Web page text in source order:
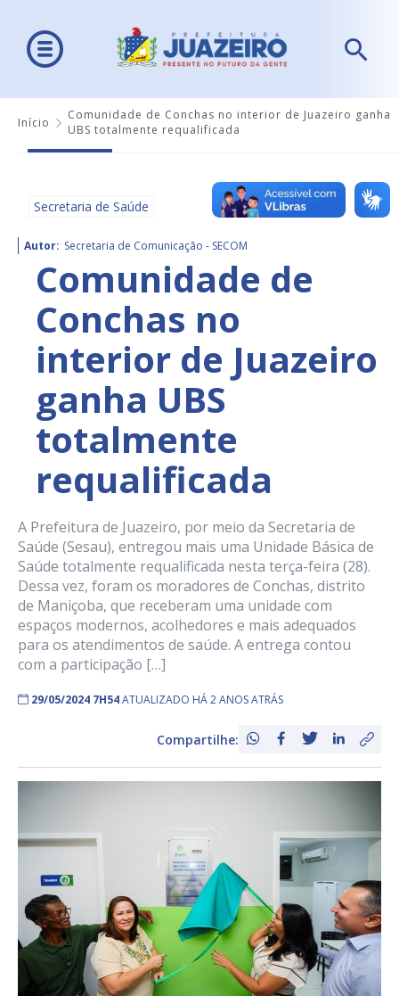
Início
Comunidade de Conchas no interior de Juazeiro ganha
UBS totalmente requalificada
Secretaria de Saúde
Autor: Secretaria de Comunicação - SECOM
Comunidade de
Conchas no
interior de Juazeiro
ganha UBS
totalmente
requalificada
A Prefeitura de Juazeiro, por meio da Secretaria de
Saúde (Sesau), entregou mais uma Unidade Básica de
Saúde totalmente requalificada nesta terça-feira (28).
Dessa vez, foram os moradores de Conchas, distrito
de Maniçoba, que receberam uma unidade com
espaços modernos, acolhedores e mais adequados
para os atendimentos de saúde. A entrega contou
com a participação […]
29/05/2024 7H54ATUALIZADO HÁ 2 ANOS ATRÁS
Compartilhe: